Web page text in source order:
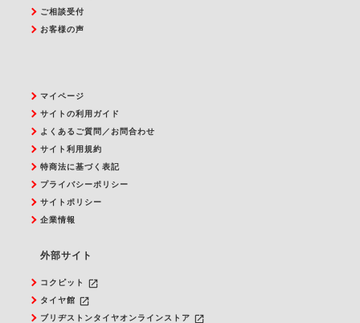
ご相談受付
お客様の声
マイページ
サイトの利用ガイド
よくあるご質問／お問合わせ
サイト利用規約
特商法に基づく表記
プライバシーポリシー
サイトポリシー
企業情報
外部サイト
コクピット launch
タイヤ館 launch
ブリヂストンタイヤオンラインストア launch